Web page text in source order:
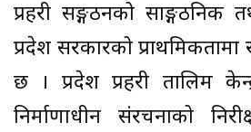
प्रहरी सङ्गठनको साङ्गठनिक
प्रदेश सरकारको
छ । प्रदेश प्रहरी तालिम
निर्माणाधीन संरचनाको